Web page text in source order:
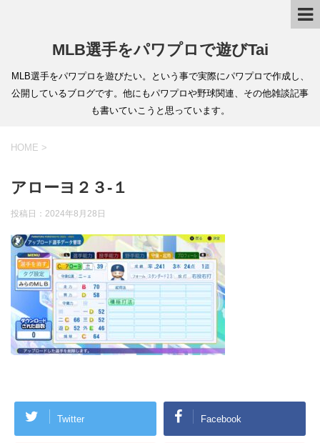
MLB選手をパワプロで遊びTai
MLB選手をパワプロを遊びたい。という事で実際にパワプロで作成し、
公開しているブログです。他にもパワプロや野球関連、その他雑談記事
も書いていこうと思っています。
HOME >
アローヨ２３-１
投稿日： 2024年8月28日
Twitter Facebook